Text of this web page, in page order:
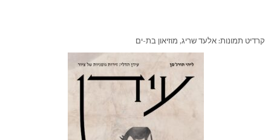
קרדיט תמונות: אלעד שריג, מוזיאון בת-ים